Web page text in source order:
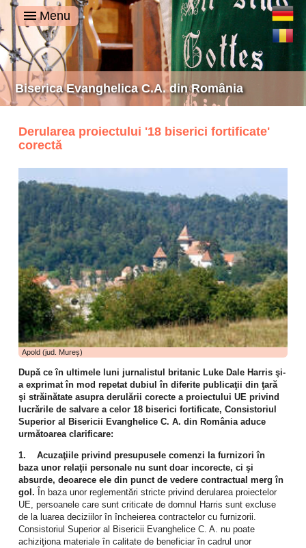
Biserica Evanghelica C.A. din România
Derularea proiectului '18 biserici fortificate'
corectă
Apold (jud. Mureș)
După ce în ultimele luni jurnalistul britanic Luke Dale Harris şi-
a exprimat în mod repetat dubiul în diferite publicaţii din ţară
şi străinătate asupra derulării corecte a proiectului UE privind
lucrările de salvare a celor 18 biserici fortificate, Consistoriul
Superior al Bisericii Evanghelice C. A. din România aduce
următoarea clarificare:
1. Acuzaţiile privind presupusele comenzi la furnizori în
baza unor relaţii personale nu sunt doar incorecte, ci şi
absurde, deoarece ele din punct de vedere contractual merg în
gol. În baza unor reglementări stricte privind derularea proiectelor
UE, persoanele care sunt criticate de domnul Harris sunt excluse
de la luarea deciziilor în încheierea contractelor cu furnizorii.
Consistoriul Superior al Bisericii Evanghelice C. A. nu poate
achiziţiona materiale în calitate de beneficiar în cadrul unor
Deutsch
Română
Menu